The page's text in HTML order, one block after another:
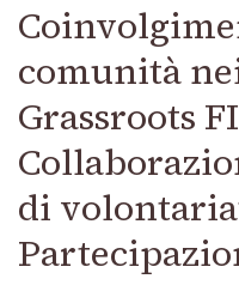
comunità
Grassroots
di